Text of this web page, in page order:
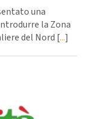
una
la Zona
del Nord [...]